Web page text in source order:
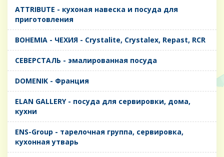
ATTRIBUTE - кухоная навеска и посуда для
приготовления
BOHEMIA - ЧЕХИЯ - Crystalite, Crystalex, Repast, RCR
CЕВЕРСТАЛЬ - эмалированная посуда
DOMENIK - Франция
ELAN GALLERY - посуда для сервировки, дома,
кухни
ENS-Group - тарелочная группа, сервировка,
кухонная утварь